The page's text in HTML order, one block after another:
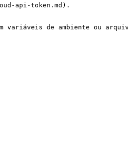
api-token.md).
variáveis de ambiente ou